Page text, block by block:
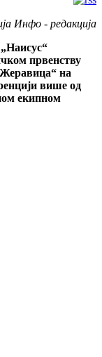
Инфо - редакција
првенству
на
више од
екипном